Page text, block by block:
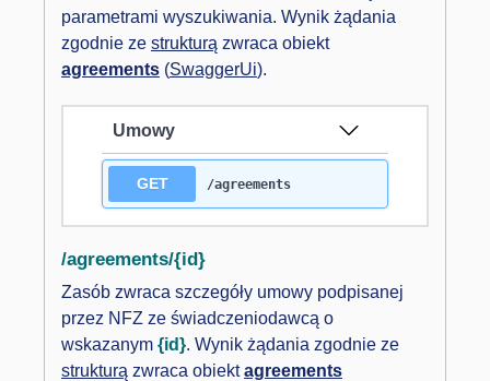
parametrami wyszukiwania. Wynik żądania
zgodnie ze strukturą zwraca obiekt
agreements (SwaggerUi).
Umowy
GET /agreements
/agreements/{id}
Zasób zwraca szczegóły umowy podpisanej
przez NFZ ze świadczeniodawcą o
wskazanym {id}. Wynik żądania zgodnie ze
strukturą zwraca obiektagreements